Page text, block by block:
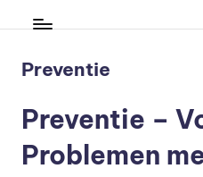
o
o
g
en
voordelig
Preventie
Preventie –
Problemen